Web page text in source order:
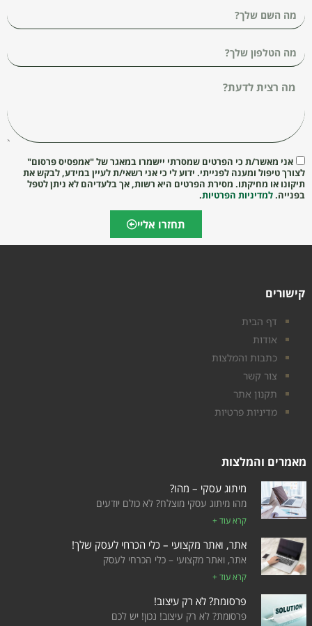
אני מאשר/ת כי הפרטים שמסרתי יישמרו במאגר של "אמפסיס פרסום"
לצורך טיפול ומענה לפנייתי. ידוע לי כי אני רשאי/ת לעיין במידע, לבקש את
תיקונו או מחיקתו. מסירת הפרטים היא רשות, אך בלעדיהם לא ניתן לטפל
בפנייה.למדיניות הפרטיות.
תחזרו אליי
קישורים
דף הבית
אודות
כתבות והמלצות
צור קשר
תקנון אתר
מדיניות פרטיות
מאמרים והמלצות
מיתוג עסקי – מהו?
מהו מיתוג עסקי מוצלח? לא כולם יודעים
קרא עוד +
אתר, ואתר מקצועי – כלי הכרחי לעסק שלך!
אתר, ואתר מקצועי – כלי הכרחי לעסק
קרא עוד +
פרסומת? לא רק עיצוב!
פרסומת? לא רק עיצוב! נכון! יש לכם